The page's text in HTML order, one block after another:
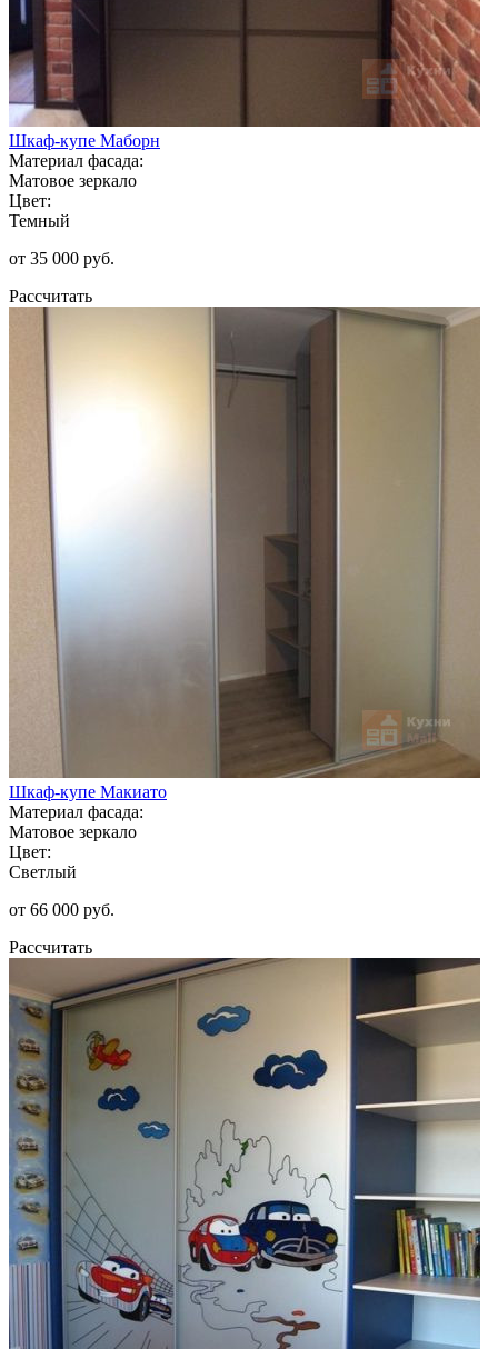
Шкаф-купе Маборн
Материал фасада:
Матовое зеркало
Цвет:
Темный
от 35 000 руб.
Рассчитать
Шкаф-купе Макиато
Материал фасада:
Матовое зеркало
Цвет:
Светлый
от 66 000 руб.
Рассчитать